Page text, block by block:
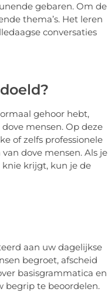
gebaren. Om de
thema’s. Het leren
conversaties
gehoor hebt,
mensen. Op deze
of zelfs professionele
dove mensen. Als je
krijgt, kun je de
aan uw dagelijkse
begroet, afscheid
basisgrammatica en
begrip te beoordelen.